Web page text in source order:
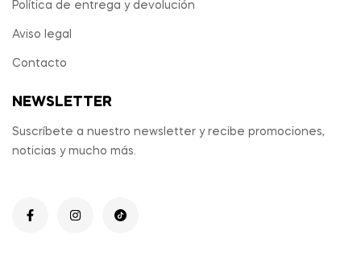
Política de entrega y devolución
Aviso legal
Contacto
NEWSLETTER
Suscríbete a nuestro newsletter y recibe promociones,
noticias y mucho más.